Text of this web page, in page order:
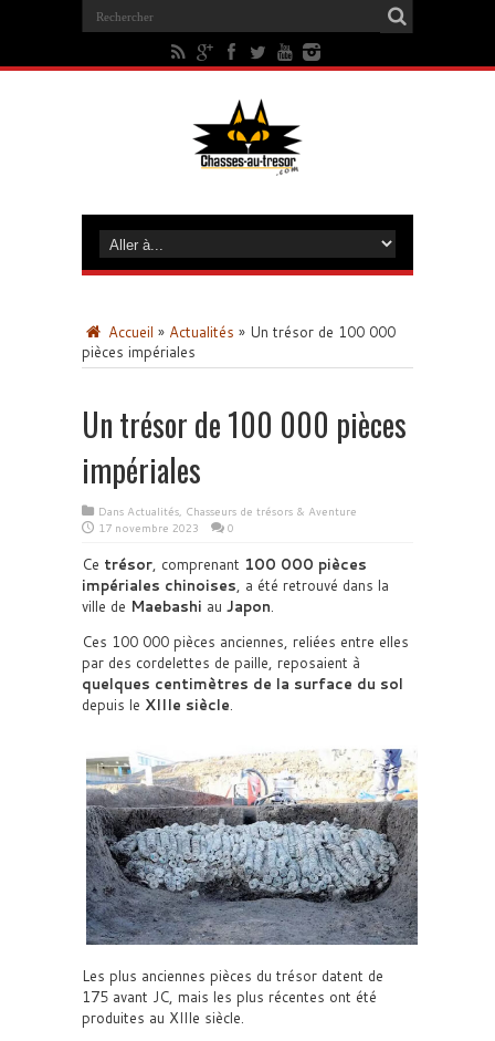
Accueil » Actualités » Un trésor de 100 000
pièces impériales
Un trésor de 100 000 pièces
impériales
Dans Actualités, Chasseurs de trésors & Aventure
17 novembre 2023
0
Ce trésor, comprenant 100 000 pièces
impériales chinoises, a été retrouvé dans la
ville de Maebashi au Japon.
Ces 100 000 pièces anciennes, reliées entre elles
par des cordelettes de paille, reposaient à
quelques centimètres de la surface du sol
depuis le XIIIe siècle.
Les plus anciennes pièces du trésor datent de
175 avant JC, mais les plus récentes ont été
produites au XIIIe siècle.